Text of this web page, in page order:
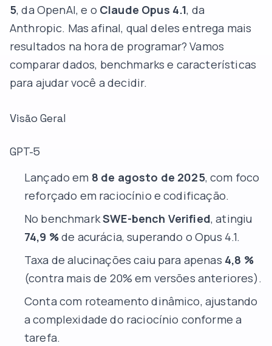
5, da OpenAI, e o Claude Opus 4.1, da
Anthropic. Mas afinal, qual deles entrega mais
resultados na hora de programar? Vamos
comparar dados, benchmarks e características
para ajudar você a decidir.
Visão Geral
GPT-5
Lançado em 8 de agosto de 2025, com foco
reforçado em raciocínio e codificação.
No benchmarkSWE-bench Verified, atingiu
74,9 %de acurácia, superando o Opus 4.1.
Taxa de alucinações caiu para apenas 4,8 %
(contra mais de 20% em versões anteriores).
Conta com roteamento dinâmico, ajustando
a complexidade do raciocínio conforme a
tarefa.